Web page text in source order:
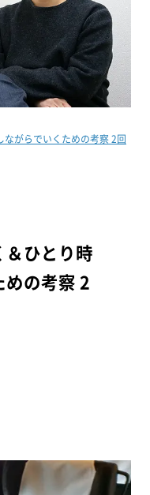
がらでいくための考察 2回
ひとり時
の考察 2